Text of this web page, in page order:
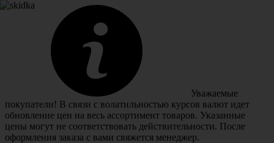
Уважаемые
покупатели! В связи с волатильностью курсов валют идет
обновление цен на весь ассортимент товаров. Указанные
цены могут не соответствовать действительности. После
оформления заказа с вами свяжется менеджер.